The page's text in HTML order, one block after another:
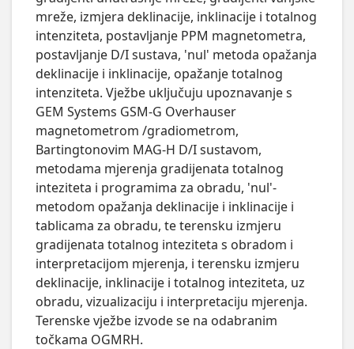
mreže, izmjera deklinacije, inklinacije i totalnog
intenziteta, postavljanje PPM magnetometra,
postavljanje D/I sustava, 'nul' metoda opažanja
deklinacije i inklinacije, opažanje totalnog
intenziteta. Vježbe uključuju upoznavanje s
GEM Systems GSM-G Overhauser
magnetometrom /gradiometrom,
Bartingtonovim MAG-H D/I sustavom,
metodama mjerenja gradijenata totalnog
inteziteta i programima za obradu, 'nul'-
metodom opažanja deklinacije i inklinacije i
tablicama za obradu, te terensku izmjeru
gradijenata totalnog inteziteta s obradom i
interpretacijom mjerenja, i terensku izmjeru
deklinacije, inklinacije i totalnog inteziteta, uz
obradu, vizualizaciju i interpretaciju mjerenja.
Terenske vježbe izvode se na odabranim
točkama OGMRH.